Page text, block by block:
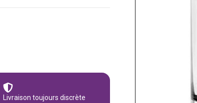
Livraison toujours discrète